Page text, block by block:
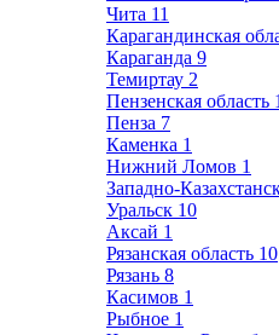
Чита 11
Карагандинская
Караганда 9
Темиртау 2
Пензенская область
Пенза 7
Каменка 1
Нижний Ломов 1
Западно-
Уральск 10
Аксай 1
Рязанская область 10
Рязань 8
Касимов 1
Рыбное 1